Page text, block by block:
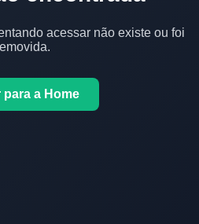
acessar não existe ou foi
para a Home